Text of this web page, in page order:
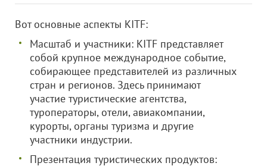
Вот основные аспекты KITF:
Масштаб и участники: KITF представляет
собой крупное международное событие,
собирающее представителей из различных
стран и регионов. Здесь принимают
участие туристические агентства,
туроператоры, отели, авиакомпании,
курорты, органы туризма и другие
участники индустрии.
Презентация туристических продуктов: